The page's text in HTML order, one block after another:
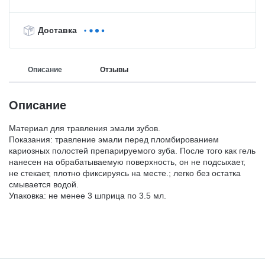
Доставка
Описание Отзывы
Описание
Материал для травления эмали зубов.
Показания: травление эмали перед пломбированием
кариозных полостей препарируемого зуба. После того как гель
нанесен на обрабатываемую поверхность, он не подсыхает,
не стекает, плотно фиксируясь на месте.; легко без остатка
смывается водой.
Упаковка: не менее 3 шприца по 3.5 мл.